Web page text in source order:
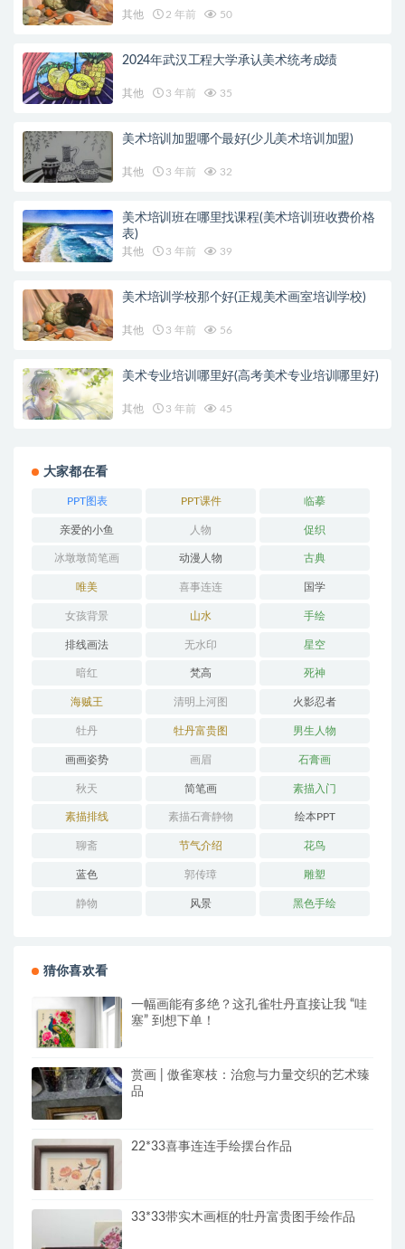
其他 2 年前 50
2024年武汉工程大学承认美术统考成绩
其他 3 年前 35
美术培训加盟哪个最好(少儿美术培训加盟)
其他 3 年前 32
美术培训班在哪里找课程(美术培训班收费价格
表)
其他 3 年前 39
美术培训学校那个好(正规美术画室培训学校)
其他 3 年前 56
美术专业培训哪里好(高考美术专业培训哪里好)
其他 3 年前 45
大家都在看
PPT图表 PPT课件 临摹
亲爱的小鱼 人物 促织
冰墩墩简笔画 动漫人物 古典
唯美 喜事连连 国学
女孩背景 山水 手绘
排线画法 无水印 星空
暗红 梵高 死神
海贼王 清明上河图 火影忍者
牡丹 牡丹富贵图 男生人物
画画姿势 画眉 石膏画
秋天 简笔画 素描入门
素描排线 素描石膏静物 绘本PPT
聊斋 节气介绍 花鸟
蓝色 郭传璋 雕塑
静物 风景 黑色手绘
猜你喜欢看
一幅画能有多绝？这孔雀牡丹直接让我 “哇
塞” 到想下单！
赏画 | 傲雀寒枝：治愈与力量交织的艺术臻
品
22*33喜事连连手绘摆台作品
33*33带实木画框的牡丹富贵图手绘作品